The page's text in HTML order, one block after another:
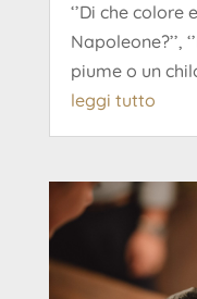
‘’Di che
Napoleone?’’,
piume o un
leggi tutto